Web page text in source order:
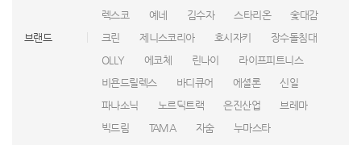
브랜드
렉스코
예네 김수자 스타리온
숯대감
크린
제니스코리아 호시자키
장수돌침대
OLLY
에코체 린나이
라이프피트니스
비욘드릴렉스
바디큐어 에셜론
신일
파나소닉
노르딕트랙 은진산업
브레마
빅드림
TAMA 자숨
누마스타